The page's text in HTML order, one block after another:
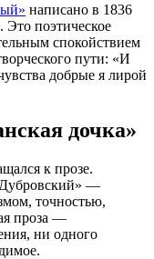
написано в 1836
Это поэтическое
спокойствием
пути: «И
добрые я лирой
дочка»
к прозе.
—
точностью,
проза —
ни одного